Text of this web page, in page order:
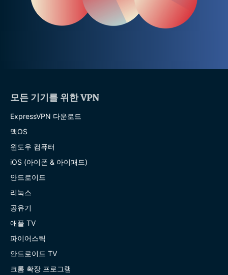
모든 기기를 위한 VPN
ExpressVPN 다운로드
맥OS
윈도우 컴퓨터
iOS (아이폰 & 아이패드)
안드로이드
리눅스
공유기
애플 TV
파이어스틱
안드로이드 TV
크롬 확장 프로그램